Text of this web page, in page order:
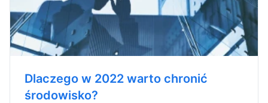
Dlaczego w 2022 warto chronić
środowisko?